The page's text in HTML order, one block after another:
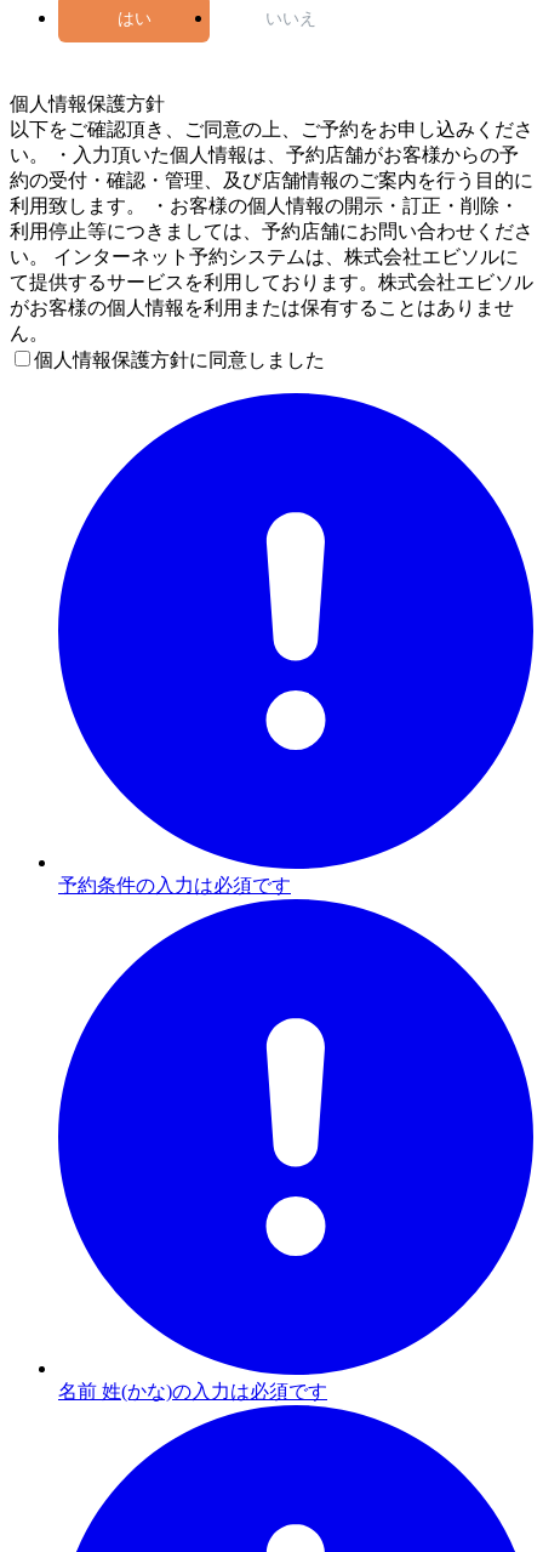
はい いいえ
個人情報保護方針
以下をご確認頂き、ご同意の上、ご予約をお申し込みくださ
い。 ・入力頂いた個人情報は、予約店舗がお客様からの予
約の受付・確認・管理、及び店舗情報のご案内を行う目的に
利用致します。 ・お客様の個人情報の開示・訂正・削除・
利用停止等につきましては、予約店舗にお問い合わせくださ
い。 インターネット予約システムは、株式会社エビソルに
て提供するサービスを利用しております。株式会社エビソル
がお客様の個人情報を利用または保有することはありませ
ん。
個人情報保護方針に同意しました
予約条件の入力は必須です
名前 姓(かな)の入力は必須です